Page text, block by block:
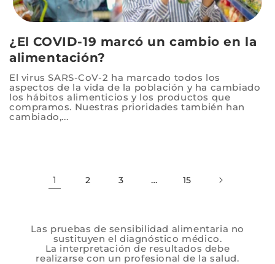
¿El COVID-19 marcó un cambio en la
alimentación?
El virus SARS-CoV-2 ha marcado todos los
aspectos de la vida de la población y ha cambiado
los hábitos alimenticios y los productos que
compramos. Nuestras prioridades también han
cambiado,...
1 2 3 … 15
Las pruebas de sensibilidad alimentaria no
sustituyen el diagnóstico médico.
La interpretación de resultados debe
realizarse con un profesional de la salud.